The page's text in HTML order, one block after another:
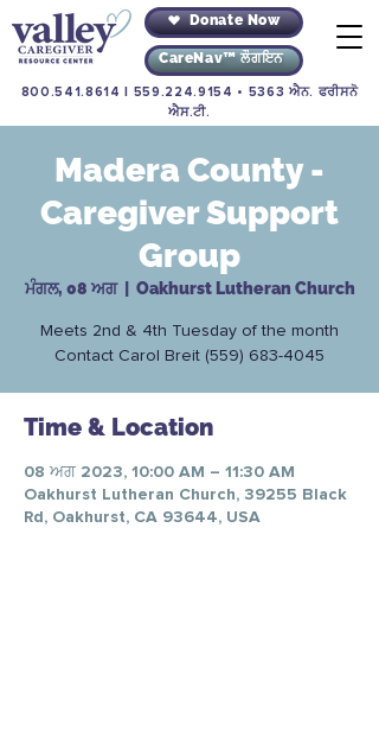
Donate Now
CareNav™ ਲੌਗਇਨ
800.541.8614 559.224.9154 • 5363 ਐਨ. ਫਰੀਸਨੋ
ਐਸ.ਟੀ.
Madera County -
Caregiver Support
Group
ਮੰਗਲ, 08 ਅਗ
  |
Oakhurst Lutheran Church
Meets 2nd & 4th Tuesday of the month
Contact Carol Breit (559) 683-4045
Time & Location
08 ਅਗ 2023, 10:00 AM – 11:30 AM
Oakhurst Lutheran Church, 39255 Black
Rd, Oakhurst, CA 93644, USA